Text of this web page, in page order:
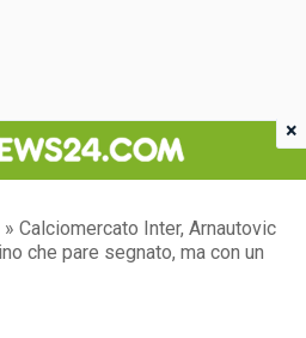
» Calciomercato Inter, Arnautovic
che pare segnato, ma con un
×